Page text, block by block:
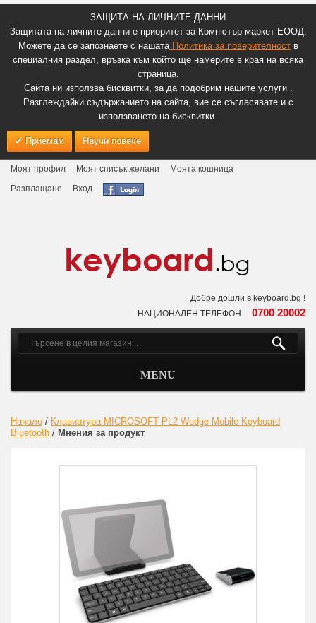
ЗАЩИТА НА ЛИЧНИТЕ ДАННИ
Защитата на личните данни е приоритет за Компютър маркет ЕООД.
Можете да се запознаете с нашатаПолитика за поверителноств
специалния раздел, връзка към който ще намерите в края на всяка
страница.
Сайта ни използва бисквитки, за да подобрим нашите услуги .
Разглеждайки съдържанието на сайта, вие се съгласявате и с
използването на бисквитки.
Приемам Научи повече
Моят профил Моят списък желани
Моята кошница
Разплащане
Вход
Добре дошли в keyboard.bg !
НАЦИОНАЛЕН ТЕЛЕФОН: 0700 20002
MENU
Начало / Клавиатура MICROSOFT PL2 Wedge Mobile Keyboard
Bluetooth / Мнения за продукт